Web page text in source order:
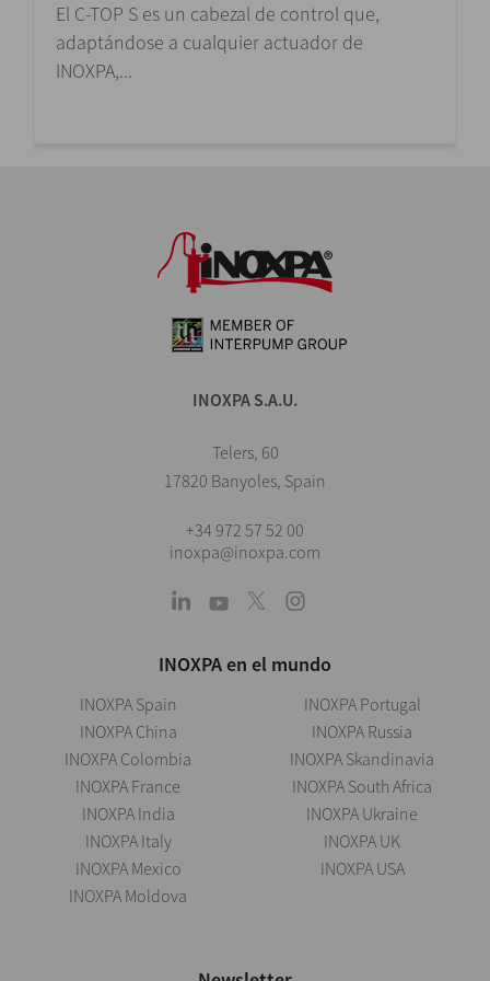
El C-TOP S es un cabezal de control que,
adaptándose a cualquier actuador de
INOXPA,...
INOXPA S.A.U.
Telers, 60
17820 Banyoles, Spain
+34 972 57 52 00
inoxpa@inoxpa.com
INOXPA en el mundo
INOXPA Spain
INOXPA China
INOXPA Colombia
INOXPA France
INOXPA India
INOXPA Italy
INOXPA Mexico
INOXPA Moldova
INOXPA Portugal
INOXPA Russia
INOXPA Skandinavia
INOXPA South Africa
INOXPA Ukraine
INOXPA UK
INOXPA USA